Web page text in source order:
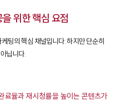
위한 핵심 요점
팅의 핵심 채널입니다. 하지만 단순히
닙니다.
료율과 재시청률을 높이는 콘텐츠가